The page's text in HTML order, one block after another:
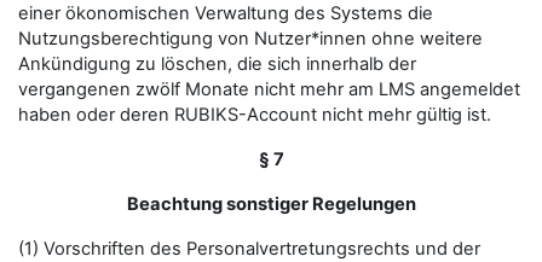
einer ökonomischen Verwaltung des Systems die
Nutzungsberechtigung von Nutzer*innen ohne weitere
Ankündigung zu löschen, die sich innerhalb der
vergangenen zwölf Monate nicht mehr am LMS angemeldet
haben oder deren RUBIKS-Account nicht mehr gültig ist.
§ 7
Beachtung sonstiger Regelungen
(1) Vorschriften des Personalvertretungsrechts und der